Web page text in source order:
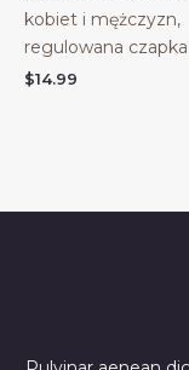
kobiet i mężczyzn,
regulowana czapka
$14.99